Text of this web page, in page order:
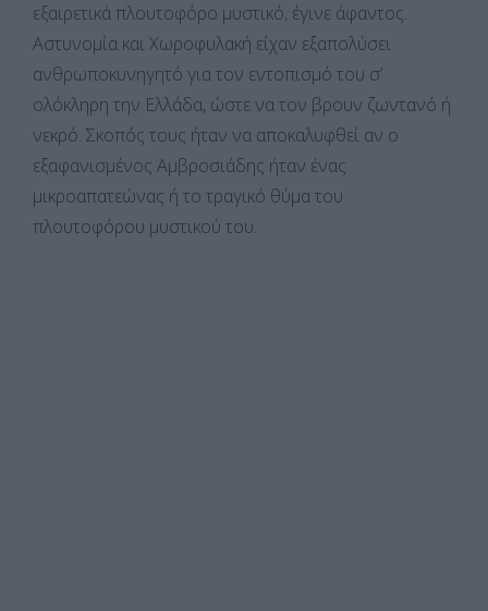
εξαιρετικά πλουτοφόρο μυστικό, έγινε άφαντος.
Αστυνομία και Χωροφυλακή είχαν εξαπολύσει
ανθρωποκυνηγητό για τον εντοπισμό του σ’
ολόκληρη την Ελλάδα, ώστε να τον βρουν ζωντανό ή
νεκρό. Σκοπός τους ήταν να αποκαλυφθεί αν ο
εξαφανισμένος Αμβροσιάδης ήταν ένας
μικροαπατεώνας ή το τραγικό θύμα του
πλουτοφόρου μυστικού του.